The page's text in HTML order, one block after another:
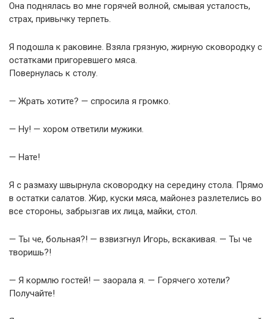
Она поднялась во мне горячей волной, смывая усталость,
страх, привычку терпеть.
Я подошла к раковине. Взяла грязную, жирную сковородку с
остатками пригоревшего мяса.
Повернулась к столу.
— Жрать хотите? — спросила я громко.
— Ну! — хором ответили мужики.
— Нате!
Я с размаху швырнула сковородку на середину стола. Прямо
в остатки салатов. Жир, куски мяса, майонез разлетелись во
все стороны, забрызгав их лица, майки, стол.
— Ты че, больная?! — взвизгнул Игорь, вскакивая. — Ты че
творишь?!
— Я кормлю гостей! — заорала я. — Горячего хотели?
Получайте!